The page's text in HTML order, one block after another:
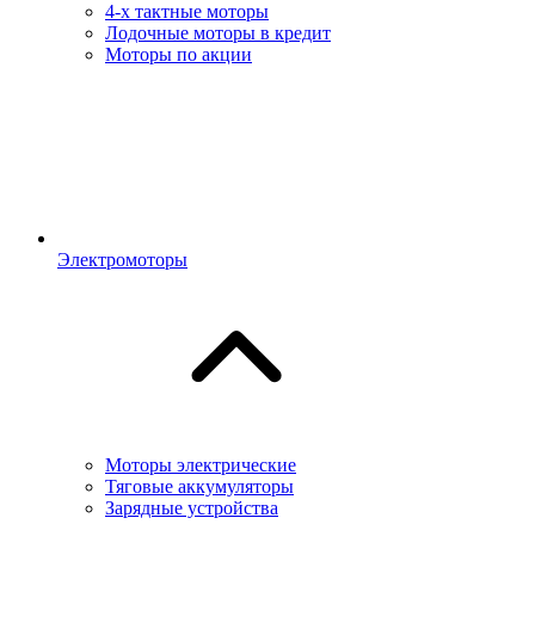
4-х тактные моторы
Лодочные моторы в кредит
Моторы по акции
Электромоторы
Моторы электрические
Тяговые аккумуляторы
Зарядные устройства